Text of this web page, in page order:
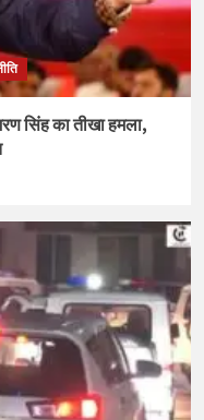
सिंह का तीखा हमला,